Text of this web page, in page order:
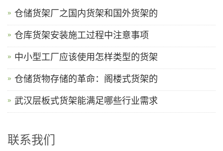
仓储货架厂之国内货架和国外货架的
仓库货架安装施工过程中注意事项
中小型工厂应该使用怎样类型的货架
仓储货物存储的革命：阁楼式货架的
武汉层板式货架能满足哪些行业需求
联系我们